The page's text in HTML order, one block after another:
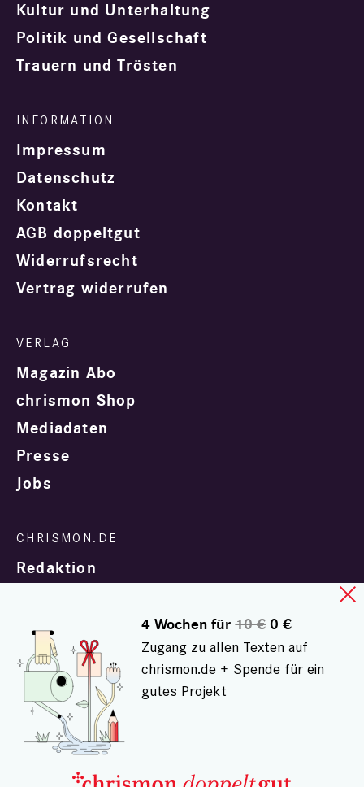
Kultur und Unterhaltung
Politik und Gesellschaft
Trauern und Trösten
Impressum
Datenschutz
Kontakt
AGB doppeltgut
Widerrufsrecht
Vertrag widerrufen
Magazin Abo
chrismon Shop
Mediadaten
Presse
Jobs
Redaktion
In Zusammenarbeit mit
© chrismon.de 2001 - 2026
Alle Rechte vorbehalten.
4 Wochen für10 €0 €
Zugang zu allen Texten auf
chrismon.de + Spende für ein
gutes Projekt